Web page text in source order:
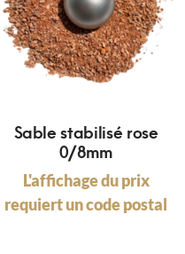
Sable stabilisé rose
0/8mm
L'affichage du prix
requiert un code postal